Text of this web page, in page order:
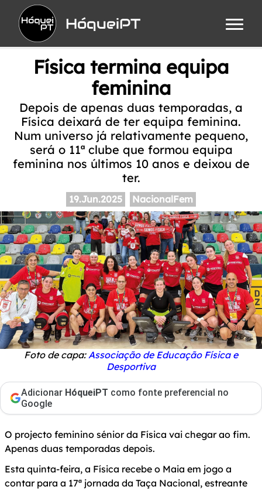
HóqueiPT
Física termina equipa
feminina
Depois de apenas duas temporadas, a
Física deixará de ter equipa feminina.
Num universo já relativamente pequeno,
será o 11ª clube que formou equipa
feminina nos últimos 10 anos e deixou de
ter.
19.Jun.2025 NacionalFem
Foto de capa: Associação de Educação Física e
Desportiva
Adicionar HóqueiPT como fonte preferencial no
Google
O projecto feminino sénior da Física vai chegar ao fim.
Apenas duas temporadas depois.
Esta quinta-feira, a Física recebe o Maia em jogo a
contar para a 17ª jornada da Taça Nacional, estreante